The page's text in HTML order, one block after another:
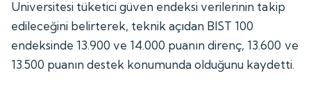
Üniversitesi tüketici güven endeksi verilerinin takip
edileceğini belirterek, teknik açıdan BIST 100
endeksinde 13.900 ve 14.000 puanın direnç, 13.600 ve
13.500 puanın destek konumunda olduğunu kaydetti.